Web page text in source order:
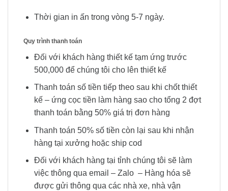
Thời gian in ấn trong vòng 5-7 ngày.
Quy trình thanh toán
Đối với khách hàng thiết kế tạm ứng trước
500,000 để chúng tôi cho lên thiết kế
Thanh toán số tiền tiếp theo sau khi chốt thiết
kế – ứng cọc tiền làm hàng sao cho tổng 2 đợt
thanh toán bằng 50% giá trị đơn hàng
Thanh toán 50% số tiền còn lại sau khi nhận
hàng tại xưởng hoặc ship cod
Đối với khách hàng tại tỉnh chúng tôi sẽ làm
việc thông qua email – Zalo – Hàng hóa sẽ
được gửi thông qua các nhà xe, nhà vận